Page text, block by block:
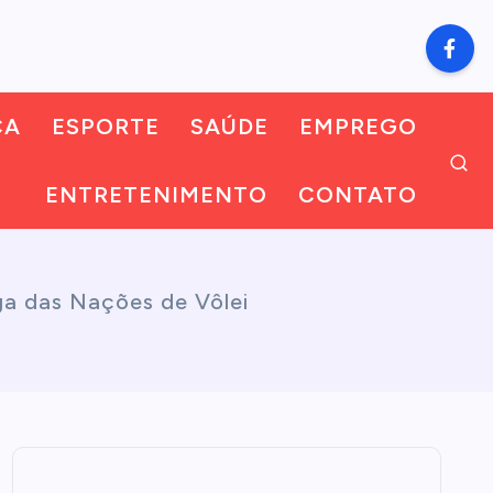
ESPORTE SAÚDE EMPREGO
ENTRETENIMENTO CONTATO
das Nações de Vôlei